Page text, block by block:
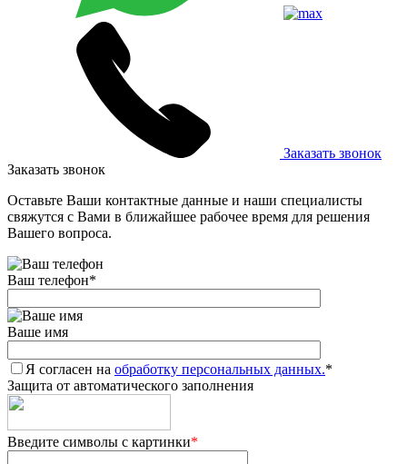
Заказать звонок
Заказать звонок
Оставьте Ваши контактные данные и наши специалисты
свяжутся с Вами в ближайшее рабочее время для решения
Вашего вопроса.
Ваш телефон*
Ваше имя
Я согласен на обработку персональных данных.*
Защита от автоматического заполнения
Введите символы с картинки*